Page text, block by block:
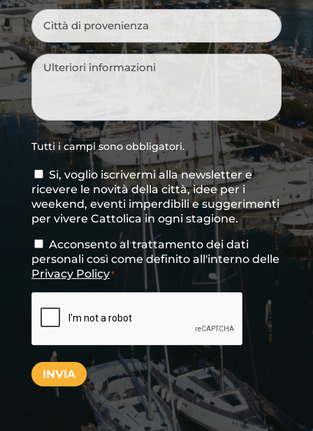
Città
di
provenienza*
Messaggio*
Tutti i campi sono obbligatori.
Consenso
newsletter
Si, voglio iscrivermi alla newsletter e
ricevere le novità della città, idee per i
weekend, eventi imperdibili e suggerimenti
per vivere Cattolica in ogni stagione.
Consenso*
Acconsento al trattamento dei dati
personali così come definito all'interno delle
Privacy Policy*
INVIA